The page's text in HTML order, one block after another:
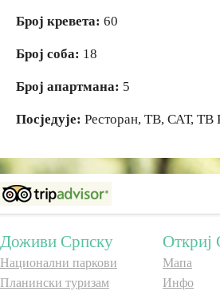
Број кревета: 60
Број соба: 18
Број апартмана: 5
Посједује: Ресторан, ТВ, САТ, ТВ
Доживи Српску
Национални паркови
Планински туризам
Откриј
Мапа
Инфо